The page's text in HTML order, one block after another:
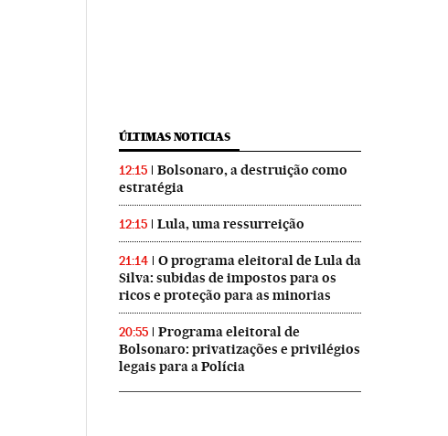
ÚLTIMAS NOTICIAS
12:15
Bolsonaro, a destruição como
estratégia
12:15 Lula, uma ressurreição
21:14
O programa eleitoral de Lula da
Silva: subidas de impostos para os
ricos e proteção para as minorias
20:55
Programa eleitoral de
Bolsonaro: privatizações e privilégios
legais para a Polícia